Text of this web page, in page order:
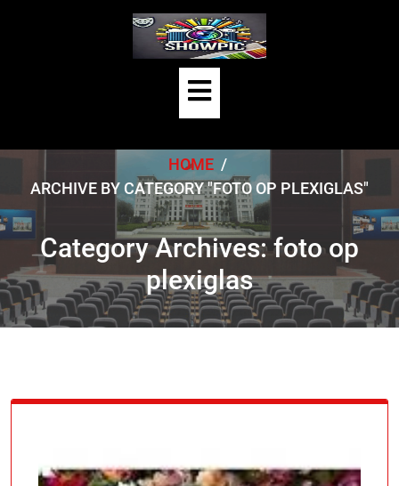
Open
Button
HOME /
ARCHIVE BY CATEGORY "FOTO OP PLEXIGLAS"
Category Archives: foto op
plexiglas